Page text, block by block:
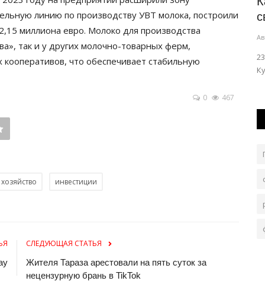
линию по производству УВТ молока, построили
миллиона евро. Молоко для производства
так и у других молочно-товарных ферм,
кооперативов, что обеспечивает стабильную
0 467
инвестиции
СЛЕДУЮЩАЯ СТАТЬЯ
Жителя Тараза арестовали на пять суток за
нецензурную брань в TikTok
горными тропами Жетысу
Авг 5, 2026
В сборную команды «Павлодар» вошли 15 ребят.